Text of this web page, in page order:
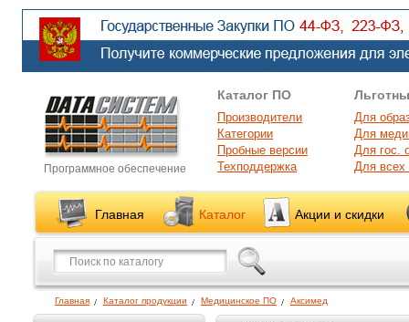
Программное обеспечение
Каталог ПО
Производители
Категории
Пробные версии
Техподдержка
Для
Для
Для гос.
Для
Главная Каталог Акции и скидки
Главная Каталог продукции Медицинское ПО Аксимед